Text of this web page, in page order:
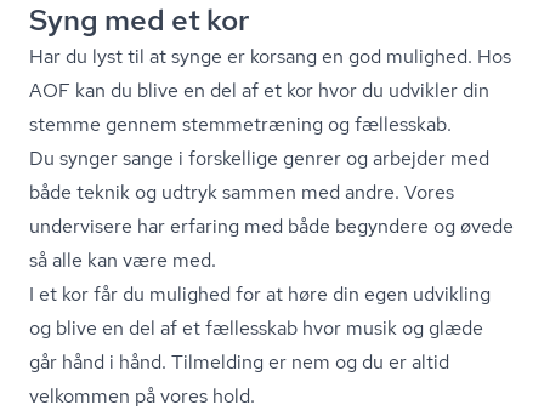
Syng med et kor
Har du lyst til at synge er korsang en god mulighed. Hos
AOF kan du blive en del af et kor hvor du udvikler din
stemme gennem stemmetræning og fællesskab.
Du synger sange i forskellige genrer og arbejder med
både teknik og udtryk sammen med andre. Vores
undervisere har erfaring med både begyndere og øvede
så alle kan være med.
I et kor får du mulighed for at høre din egen udvikling
og blive en del af et fællesskab hvor musik og glæde
går hånd i hånd. Tilmelding er nem og du er altid
velkommen på vores hold.